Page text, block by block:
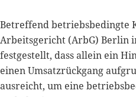
Betreffend betriebsbedingte
Arbeitsgericht (ArbG) Berlin
festgestellt, dass allein ein
einen Umsatzrückgang
ausreicht, um eine